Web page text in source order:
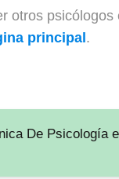
otros psicólogos
principal.
De Psicología